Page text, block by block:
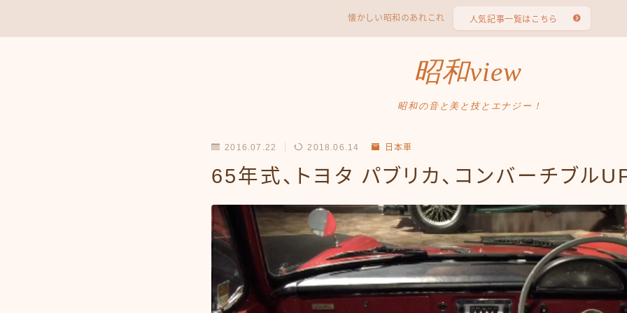
懐かしい昭和のあれこれ 人気記事一覧はこちら
昭和view
昭和の音と美と技とエナジー！
2016.07.22 2018.06.14 日本車
65年式、トヨタ パブリカ、コンバーチブル